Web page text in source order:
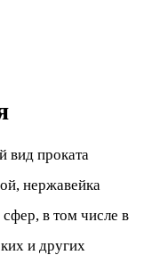
вид проката
нержавейка
в том числе в
и других